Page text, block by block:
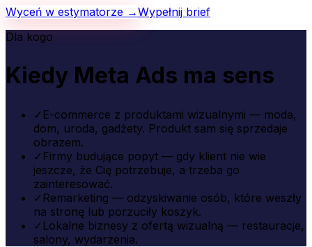
Wyceń w estymatorze →Wypełnij brief
Dla kogo
Kiedy Meta Ads ma sens
✓ E-commerce z produktami wizualnymi — moda,
dom, uroda, gadżety. Produkt sam się sprzedaje
obrazem.
✓ Firmy budujące popyt — gdy klient nie wie
jeszcze, że Cię potrzebuje, a trzeba go
zainteresować.
✓ Remarketing — odzyskiwanie osób, które weszły
na stronę lub porzuciły koszyk.
✓ Lokalne biznesy z ofertą wizualną — restauracje,
salony, wydarzenia.